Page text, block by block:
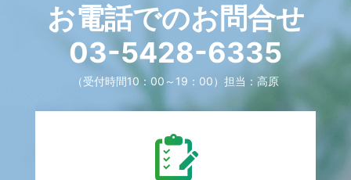
お電話でのお問合せ
03-5428-6335
（受付時間10：00～19：00） 担当：高原